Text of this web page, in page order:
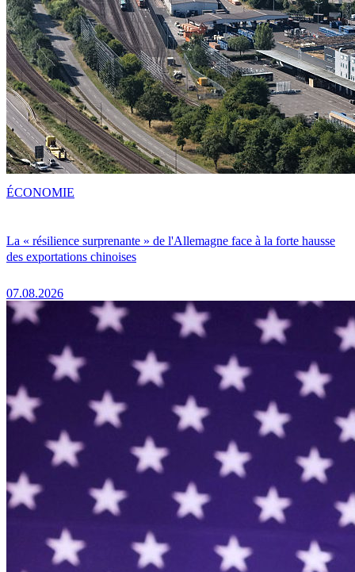
La « résilience surprenante » de l'Allemagne face à la forte hausse
des exportations chinoises
07.08.2026
ÉCONOMIE